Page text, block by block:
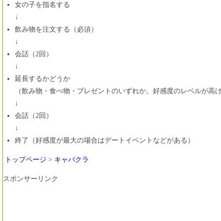
女の子を指名する
↓
飲み物を注文する（必須）
↓
会話（2回）
↓
延長するかどうか
（飲み物・食べ物・プレゼントのいずれか。好感度のレベルが高
↓
会話（2回）
↓
終了（好感度が最大の場合はデートイベントなどがある）
トップページ > キャバクラ
スポンサーリンク